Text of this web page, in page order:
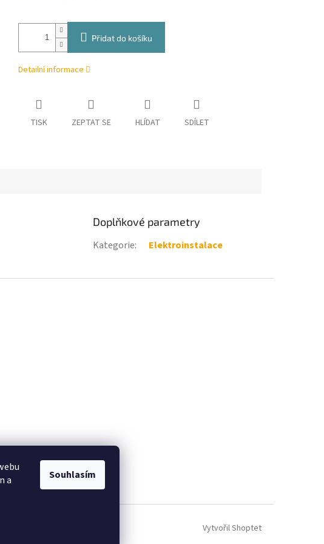
a
Souhlasím
Přidat do košíku
Detailní informace
TISK ZEPTAT SE HLÍDAT SDÍLET
Doplňkové parametry
Kategorie: Elektroinstalace
Vytvořil Shoptet